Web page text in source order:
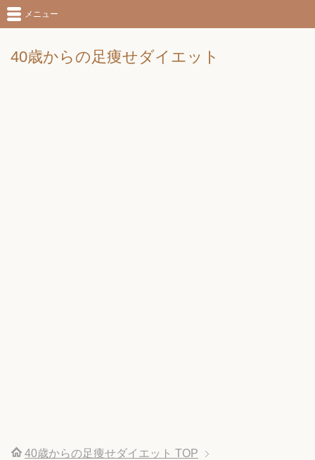
40歳からの足痩せダイエット
メニュー
40歳からの足痩せダイエット TOP